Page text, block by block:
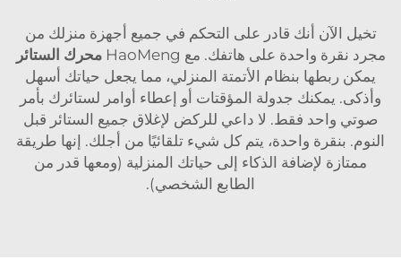
تخيل الآن أنك قادر على التحكم في جميع أجهزة منزلك من
مجرد نقرة واحدة على هاتفك. مع HaoMeng
محرك الستائر
يمكن ربطها بنظام الأتمتة المنزلي، مما يجعل حياتك أسهل
وأذكى. يمكنك جدولة المؤقتات أو إعطاء أوامر لستائرك بأمر
صوتي واحد فقط. لا داعي للركض لإغلاق جميع الستائر قبل
النوم. بنقرة واحدة، يتم كل شيء تلقائيًا من أجلك. إنها طريقة
ممتازة لإضافة الذكاء إلى حياتك المنزلية (ومعها قدر من
الطابع الشخصي).